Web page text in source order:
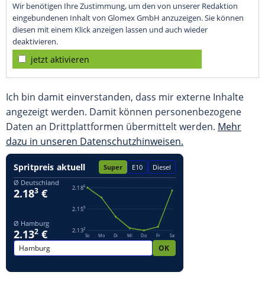
Wir benötigen Ihre Zustimmung, um den von unserer Redaktion
eingebundenen Inhalt von Glomex GmbH anzuzeigen. Sie können
diesen mit einem Klick anzeigen lassen und auch wieder
deaktivieren.
jetzt aktivieren
Ich bin damit einverstanden, dass mir externe Inhalte
angezeigt werden. Damit können personenbezogene
Daten an Drittplattformen übermittelt werden. Mehr
dazu in unseren Datenschutzhinweisen.